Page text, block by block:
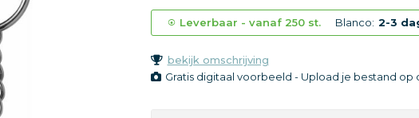
Leverbaar - vanaf 250 st. Blanco: 2-3
bekijk omschrijving
Gratis digitaal voorbeeld - Upload je bestand op